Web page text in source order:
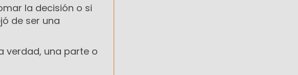
la decisión o si
de ser una
verdad, una parte o